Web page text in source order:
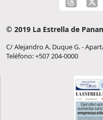
© 2019 La Estrella de
C/ Alejandro A. Duque G. -
Teléfono: +507 204-0000